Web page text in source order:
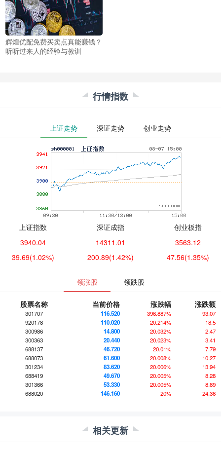
辉煌优配免费买卖点真能赚钱？
听听过来人的经验与教训
行情指数
上证走势 深证走势 创业走势
上证指数
3940.04
39.69(1.02%)
深证成指
14311.01
200.89(1.42%)
创业板指
3563.12
47.56(1.35%)
领涨股 领跌股
股票名称 当前价格 涨跌幅 涨跌额
301707 116.520 396.887%
93.07
920178
110.020 20.214%
18.5
300986
14.800 20.032%
2.47
300363
20.440 20.023%
3.41
688137
46.720 20.01%
7.79
688073
61.600 20.008%
10.27
301234
83.620 20.006%
13.94
688419
49.670 20.005%
8.28
301366
53.330 20.005%
8.89
688020
146.160 20% 24.36
相关更新